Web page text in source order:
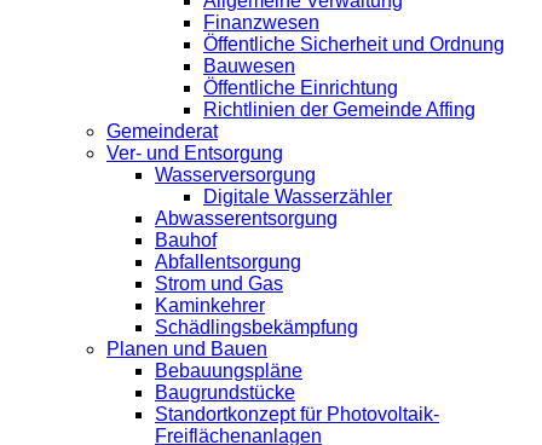
Finanzwesen
Öffentliche Sicherheit und Ordnung
Bauwesen
Öffentliche Einrichtung
Richtlinien der Gemeinde Affing
Gemeinderat
Ver- und Entsorgung
Wasserversorgung
Digitale Wasserzähler
Abwasserentsorgung
Bauhof
Abfallentsorgung
Strom und Gas
Kaminkehrer
Schädlingsbekämpfung
Planen und Bauen
Bebauungspläne
Baugrundstücke
Standortkonzept für Photovoltaik-
Freiflächenanlagen